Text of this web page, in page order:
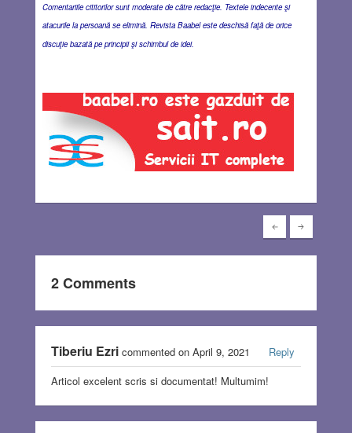
Comentariile cititorilor sunt moderate de către redacţie. Textele indecente şi
atacurile la persoană se elimină. Revista Baabel este deschisă faţă de orice
discuţie bazată pe principii şi schimbul de idei.
2 Comments
Tiberiu Ezricommented on April 9, 2021
Reply
Articol excelent scris si documentat! Multumim!